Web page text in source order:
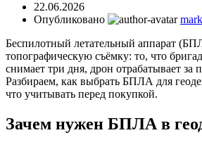
22.06.2026
Опубликовано
mark
Беспилотный летательный аппарат
топографическую съёмку: то, что
снимает три дня, дрон отрабатывает за
Разбираем, как выбрать БПЛА для
что учитывать перед покупкой.
Зачем нужен БПЛА в